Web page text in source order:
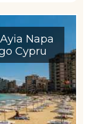
Napa
Cypru